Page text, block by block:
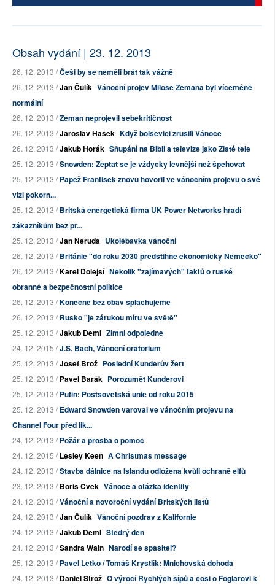
Obsah vydání | 23. 12. 2013
26. 12. 2013 /Češi by se neměli brát tak vážně
26. 12. 2013 /Jan Čulík Vánoční projev Miloše Zemana byl víceméně
normální
26. 12. 2013 /Zeman neprojevil sebekritičnost
26. 12. 2013 /Jaroslav Hašek Když bolševici zrušili Vánoce
26. 12. 2013 /Jakub Horák Šňupání na Bibli a televize jako Zlaté tele
25. 12. 2013 /Snowden: Zeptat se je vždycky levnější než špehovat
25. 12. 2013 /Papež František znovu hovořil ve vánočním projevu o své
vizi pokorn...
25. 12. 2013 /Britská energetická firma UK Power Networks hradí
zákazníkům bez pr...
25. 12. 2013 /Jan Neruda Ukolébavka vánoční
26. 12. 2013 /Británie "do roku 2030 předstihne ekonomicky Německo"
26. 12. 2013 /Karel Dolejší Několik "zajímavých" faktů o ruské
obranné a bezpečnostní politice
26. 12. 2013 /Konečně bez obav splachujeme
26. 12. 2013 /Rusko "je zárukou míru ve světě"
25. 12. 2013 /Jakub Deml Zimní odpoledne
24. 12. 2015 /J.S. Bach, Vánoční oratorium
25. 12. 2013 /Josef Brož Poslední Kunderův žert
25. 12. 2013 /Pavel Barák Porozumět Kunderovi
25. 12. 2013 /Putin: Postsovětská unie od roku 2015
25. 12. 2013 /Edward Snowden varoval ve vánočním projevu na
Channel Four před lik...
24. 12. 2013 /Požár a prosba o pomoc
24. 12. 2015 /Lesley Keen A Christmas message
24. 12. 2013 /Stavba dálnice na Islandu odložena kvůli ochraně elfů
23. 12. 2013 /Boris Cvek Vánoce a otázka identity
24. 12. 2013 /Vánoční a novoroční vydání Britských listů
24. 12. 2013 /Jan Čulík Vánoční pozdrav z Kalifornie
24. 12. 2013 /Jakub Deml Štědrý den
24. 12. 2013 /Sandra Wain Narodí se spasitel?
25. 12. 2013 /Pavel Letko / Tomáš Krystlík: Mnichovská dohoda
24. 12. 2013 /Daniel Strož O výročí Rychlých šípů a cosi o Foglarovi k